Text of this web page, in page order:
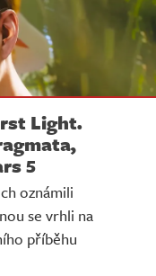
Light.
5
oznámili
se vrhli na
příběhu